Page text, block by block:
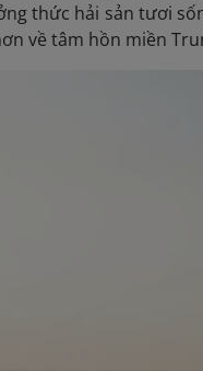
thức hải sản tươi
về tâm hồn miền